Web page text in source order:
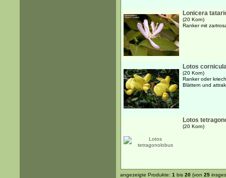
Lonicera
(20 Korn)
Ranker mit
Lotos
(20 Korn)
Ranker oder
Blättern und
Lotos
(20 Korn)
angezeigte Produkte: 1 bis 20 (von 25